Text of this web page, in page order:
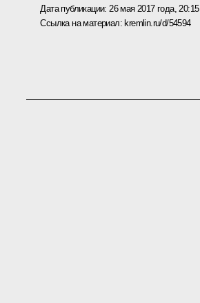
Дата публикации: 26 мая 2017 года, 20:15
Ссылка на материал: kremlin.ru/d/54594